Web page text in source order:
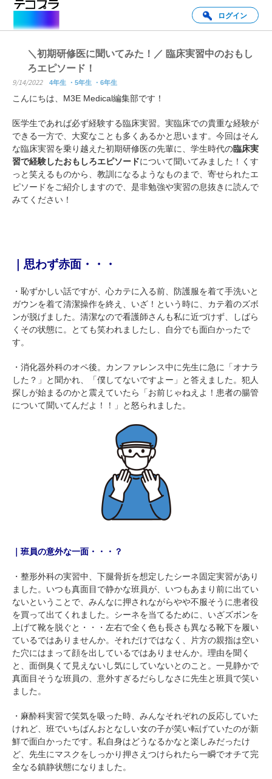
ログイン
＼初期研修医に聞いてみた！／ 臨床実習中のおもし
ろエピソード！
9/14/2022 4年生 5年生 6年生
こんにちは、M3E Medical編集部です！
医学生であれば必ず経験する臨床実習。実臨床での貴重な経験が
できる一方で、大変なことも多くあるかと思います。今回はそん
な臨床実習を乗り越えた初期研修医の先輩に、学生時代の臨床実
習で経験したおもしろエピソードについて聞いてみました！くす
っと笑えるものから、教訓になるようなものまで、寄せられたエ
ピソードをご紹介しますので、是非勉強や実習の息抜きに読んで
みてください！
｜思わず赤面・・・
・恥ずかしい話ですが、心カテに入る前、防護服を着て手洗いと
ガウンを着て清潔操作を終え、いざ！という時に、カテ着のズボ
ンが脱げました。清潔なので看護師さんも私に近づけず、しばら
くその状態に。とても笑われましたし、自分でも面白かったで
す。
・消化器外科のオペ後。カンファレンス中に先生に急に「オナラ
した？」と聞かれ、「僕してないですよー」と答えました。犯人
探しが始まるのかと震えていたら「お前じゃねえよ！患者の腸管
について聞いてんだよ！！」と怒られました。
｜班員の意外な一面・・・？
・整形外科の実習中、下腿骨折を想定したシーネ固定実習があり
ました。いつも真面目で静かな班員が、いつもあまり前に出てい
ないということで、みんなに押されながらやや不服そうに患者役
を買って出てくれました。シーネを当てるために、いざズボンを
上げて靴を脱ぐと・・・左右で全く色も長さも異なる靴下を履い
ているではありませんか。それだけではなく、片方の親指は空い
た穴にはまって顔を出しているではありませんか。理由を聞く
と、面倒臭くて見えないし気にしていないとのこと。一見静かで
真面目そうな班員の、意外すぎるだらしなさに先生と班員で笑い
ました。
・麻酔科実習で笑気を吸った時、みんなそれぞれの反応していた
けれど、班でいちばんおとなしい女の子が笑い転げていたのが新
鮮で面白かったです。私自身はどうなるかなと楽しみだったけ
ど、先生にマスクをしっかり押さえつけられたら一瞬でオチて完
全なる鎮静状態になりました。